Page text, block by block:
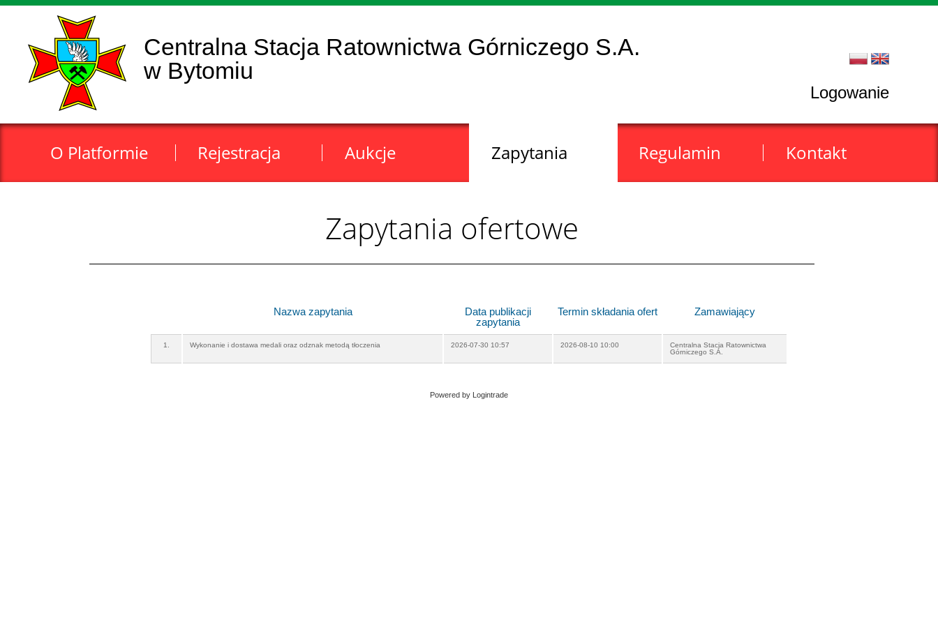
Centralna Stacja Ratownictwa Górniczego S.A.
w Bytomiu
Logowanie
O Platformie Rejestracja Aukcje Zapytania Regulamin Kontakt
Zapytania ofertowe
Nazwa zapytania
Data publikacji
zapytania
Termin składania ofert Zamawiający
1. Wykonanie i dostawa medali oraz odznak metodą tłoczenia 2026-07-30 10:57 2026-08-10 10:00
Centralna Stacja Ratownictwa
Górniczego S.A.
Powered by Logintrade